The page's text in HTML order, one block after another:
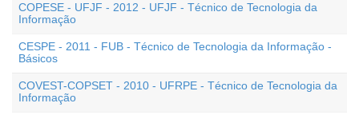
COPESE - UFJF - 2012 - UFJF - Técnico de Tecnologia da
Informação
CESPE - 2011 - FUB - Técnico de Tecnologia da Informação -
Básicos
COVEST-COPSET - 2010 - UFRPE - Técnico de Tecnologia da
Informação